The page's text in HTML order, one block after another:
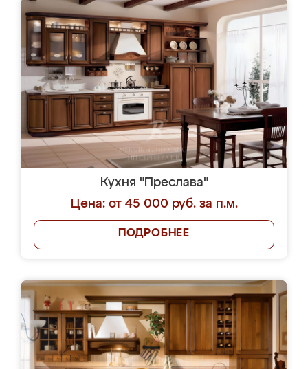
Кухня "Преслава"
Цена: от 45 000 руб. за п.м.
ПОДРОБНЕЕ